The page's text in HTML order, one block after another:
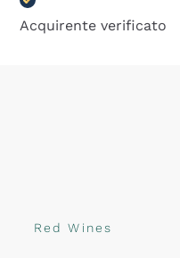
Acquirente verificato
Red Wines